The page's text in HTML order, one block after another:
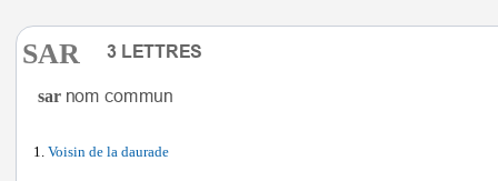
SAR
sar
Voisin de la daurade